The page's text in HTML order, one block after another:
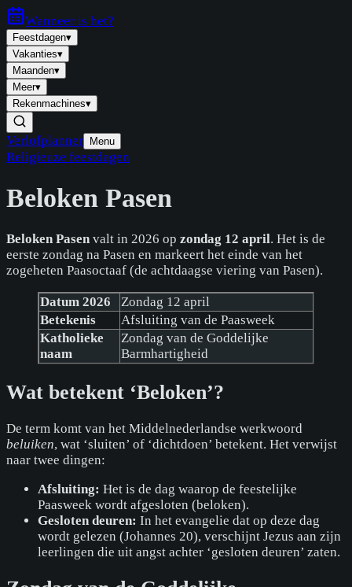
Wanneer is het?
Feestdagen▾
Vakanties▾
Maanden▾
Meer▾
Rekenmachines▾
Verlofplanner Menu
Religieuze feestdagen
Beloken Pasen
Beloken Pasen valt in 2026 op zondag 12 april. Het is de
eerste zondag na Pasen en markeert het einde van het
zogeheten Paasoctaaf (de achtdaagse viering van Pasen).
Datum 2026
Zondag 12 april
Betekenis
Afsluiting van de Paasweek
Katholieke
naam
Zondag van de Goddelijke
Barmhartigheid
Wat betekent ‘Beloken’?
De term komt van het Middelnederlandse werkwoord
beluiken, wat ‘sluiten’ of ‘dichtdoen’ betekent. Het verwijst
naar twee dingen:
Afsluiting: Het is de dag waarop de feestelijke
Paasweek wordt afgesloten (beloken).
Gesloten deuren: In het evangelie dat op deze dag
wordt gelezen (Johannes 20), verschijnt Jezus aan zijn
leerlingen die uit angst achter ‘gesloten deuren’ zaten.